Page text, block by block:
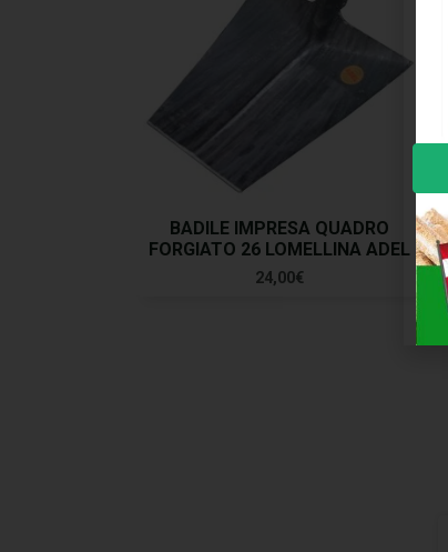
BADILE IMPRESA QUADRO
FORGIATO 26 LOMELLINA ADEL
24,00€